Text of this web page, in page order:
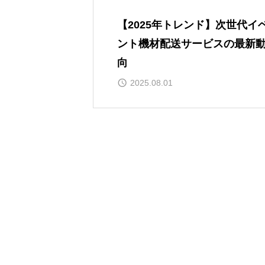
【2025年トレンド】次世代イ
ント機材配送サービスの最新
向
2025.08.01